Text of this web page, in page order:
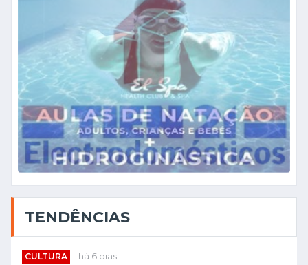
TENDÊNCIAS
CULTURA há 6 dias